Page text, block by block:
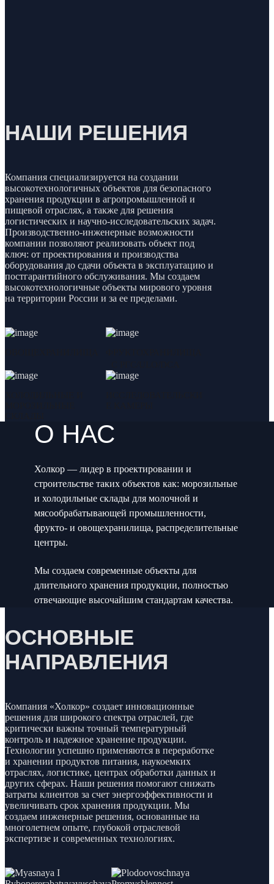
НАШИ РЕШЕНИЯ
Компания специализируется на создании
высокотехнологичных объектов для безопасного
хранения продукции в агропромышленной и
пищевой отраслях, а также для решения
логистических и научно-исследовательских задач.
Производственно-инженерные возможности
компании позволяют реализовать объект под
ключ: от проектирования и производства
оборудования до сдачи объекта в эксплуатацию и
постгарантийного обслуживания. Мы создаем
высокотехнологичные объекты мирового уровня
на территории России и за ее пределами.
О НАС
Холкор — лидер в проектировании и
строительстве таких объектов как: морозильные
и холодильные склады для молочной и
мясообрабатывающей промышленности,
фрукто- и овощехранилища, распределительные
центры.
Мы создаем современные объекты для
длительного хранения продукции, полностью
отвечающие высочайшим стандартам качества.
ОСНОВНЫЕ
НАПРАВЛЕНИЯ
Компания «Холкор» создает инновационные
решения для широкого спектра отраслей, где
критически важны точный температурный
контроль и надежное хранение продукции.
Технологии успешно применяются в переработке
и хранении продуктов питания, наукоемких
отраслях, логистике, центрах обработки данных и
других сферах. Наши решения помогают снижать
затраты клиентов за счет энергоэффективности и
увеличивать срок хранения продукции. Мы
создаем инженерные решения, основанные на
многолетнем опыте, глубокой отраслевой
экспертизе и современных технологиях.